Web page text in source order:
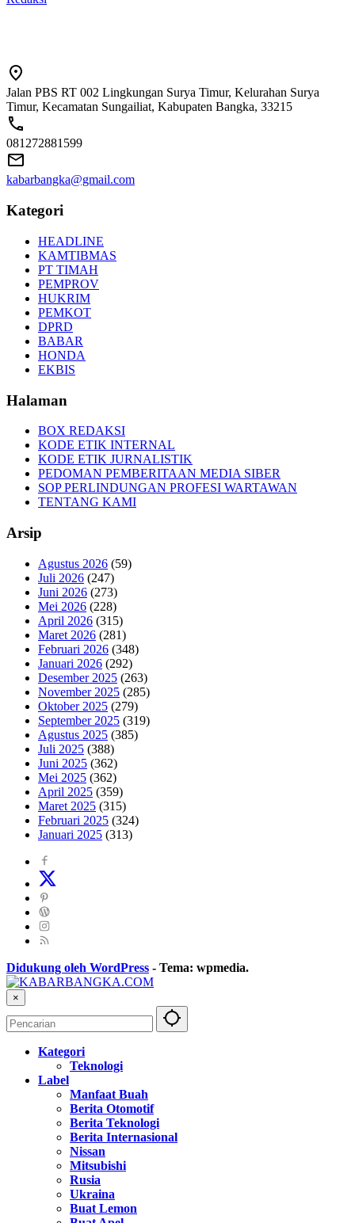
Jalan PBS RT 002 Lingkungan Surya Timur, Kelurahan Surya
Timur, Kecamatan Sungailiat, Kabupaten Bangka, 33215
081272881599
kabarbangka@gmail.com
Kategori
HEADLINE
KAMTIBMAS
PT TIMAH
PEMPROV
HUKRIM
PEMKOT
DPRD
BABAR
HONDA
EKBIS
Halaman
BOX REDAKSI
KODE ETIK INTERNAL
KODE ETIK JURNALISTIK
PEDOMAN PEMBERITAAN MEDIA SIBER
SOP PERLINDUNGAN PROFESI WARTAWAN
TENTANG KAMI
Arsip
Agustus 2026 (59)
Juli 2026 (247)
Juni 2026 (273)
Mei 2026 (228)
April 2026 (315)
Maret 2026 (281)
Februari 2026 (348)
Januari 2026 (292)
Desember 2025 (263)
November 2025 (285)
Oktober 2025 (279)
September 2025 (319)
Agustus 2025 (385)
Juli 2025 (388)
Juni 2025 (362)
Mei 2025 (362)
April 2025 (359)
Maret 2025 (315)
Februari 2025 (324)
Januari 2025 (313)
Didukung oleh WordPress - Tema: wpmedia.
×
Kategori
Teknologi
Label
Manfaat Buah
Berita Otomotif
Berita Teknologi
Berita Internasional
Nissan
Mitsubishi
Rusia
Ukraina
Buat Lemon